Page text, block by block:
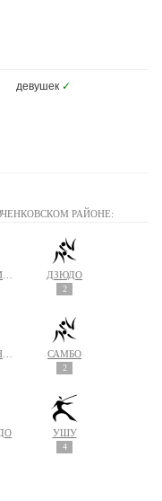
девушек ✓
РАЙОНЕ:
ДЗЮДО
2
САМБО
2
УШУ
4